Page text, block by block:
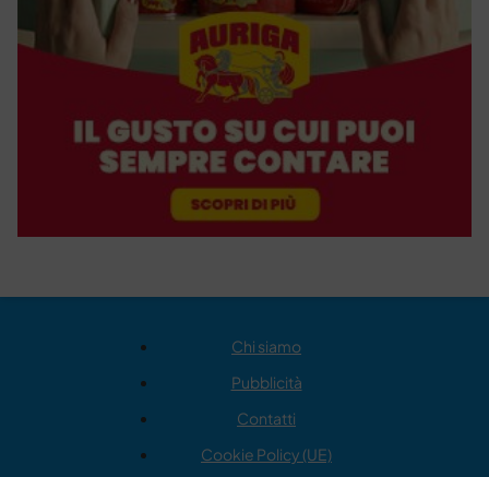
Chi siamo
Pubblicità
Contatti
Cookie Policy (UE)